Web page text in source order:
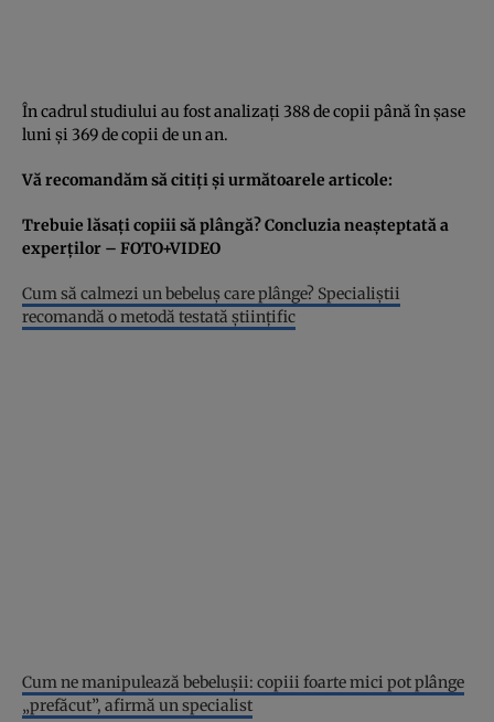
În cadrul studiului au fost analizaţi 388 de copii până în şase
luni şi 369 de copii de un an.
Vă recomandăm să citiţi şi următoarele articole:
Trebuie lăsaţi copiii să plângă? Concluzia neaşteptată a
experţilor – FOTO+VIDEO
Cum să calmezi un bebeluş care plânge? Specialiştii
recomandă o metodă testată ştiinţific
Cum ne manipulează bebeluşii: copiii foarte mici pot plânge
„prefăcut”, afirmă un specialist